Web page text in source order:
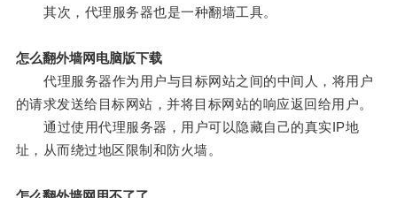
其次，代理服务器也是一种翻墙工具。
怎么翻外墙网电脑版下载
代理服务器作为用户与目标网站之间的中间人，将用户
的请求发送给目标网站，并将目标网站的响应返回给用户。
通过使用代理服务器，用户可以隐藏自己的真实IP地
址，从而绕过地区限制和防火墙。